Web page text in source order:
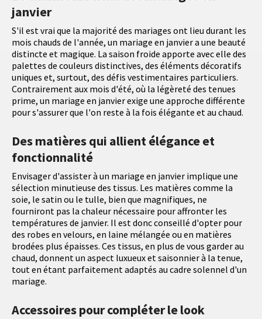
janvier
S'il est vrai que la majorité des mariages ont lieu durant les
mois chauds de l'année, un mariage en janvier a une beauté
distincte et magique. La saison froide apporte avec elle des
palettes de couleurs distinctives, des éléments décoratifs
uniques et, surtout, des défis vestimentaires particuliers.
Contrairement aux mois d'été, où la légèreté des tenues
prime, un mariage en janvier exige une approche différente
pour s'assurer que l'on reste à la fois élégante et au chaud.
Des matières qui allient élégance et
fonctionnalité
Envisager d'assister à un mariage en janvier implique une
sélection minutieuse des tissus. Les matières comme la
soie, le satin ou le tulle, bien que magnifiques, ne
fourniront pas la chaleur nécessaire pour affronter les
températures de janvier. Il est donc conseillé d'opter pour
des robes en velours, en laine mélangée ou en matières
brodées plus épaisses. Ces tissus, en plus de vous garder au
chaud, donnent un aspect luxueux et saisonnier à la tenue,
tout en étant parfaitement adaptés au cadre solennel d'un
mariage.
Accessoires pour compléter le look